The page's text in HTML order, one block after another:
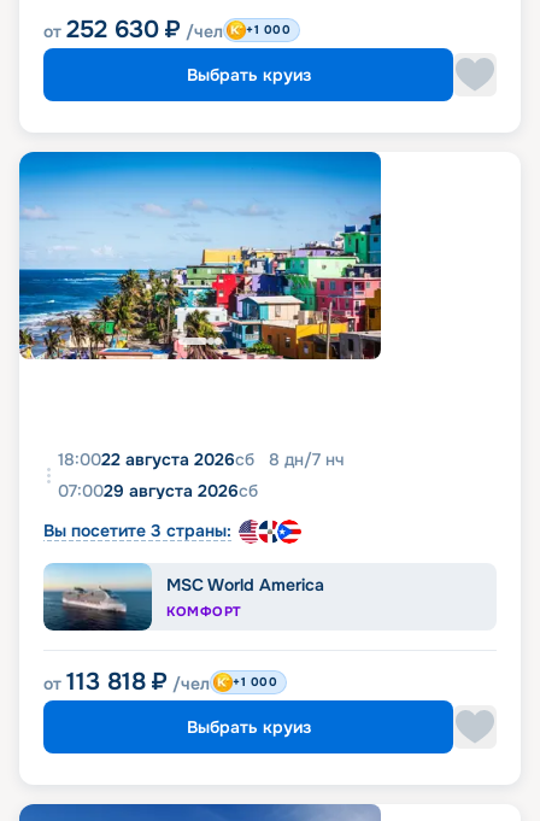
от 252 630 ₽ /чел +1 000
Выбрать круиз
18:0022 августа 2026сб 8 дн/7 нч
07:0029 августа 2026сб
Вы посетите 3 страны:
MSC World America
КОМФОРТ
от 113 818 ₽ /чел +1 000
Выбрать круиз